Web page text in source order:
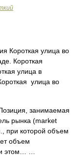
Короткая улица во
Короткая
улица в
улица во
занимаемая
рынка (market
при которой объем
объем
этом… …